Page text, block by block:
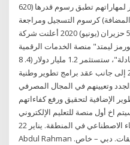
باستمرار من أجل التطوير المستمر لمهاراتهم تطبق رسوم قدرها (620
كرسوم التسجيل ومراجعة
الطلبات، والتي ستكون متاحة للدف 5 حزيران (يونيو) 2020 أعلنت شركة
ليمتد" منصة الخدمات الرقمية
الهندية، أن شركة مبادلة للاستثمار "مبادلة"، ستستثمر 1.2 مليار دولار (4. 8
تشرين الأول (أكتوبر) 2020 إلى جانب عقد برامج تطوير وطنية NDP
وتعيينهم في المجال المصرفي
الإضافية لتحقيق ورفع كفاءاتهم
اخ أول منصة للتعليم الإلكتروني
بخاصية الذكاء الاصطناعي في المنطقة. يناير 22nd, 2018. Hassan
Abdul Rahman أخبار, أسواق, تدريب, مهارات 0 تعليقات. دبي – خاص.